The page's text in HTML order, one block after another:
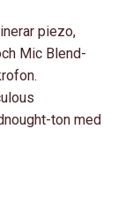
piezo,
Mic Blend-
ton med